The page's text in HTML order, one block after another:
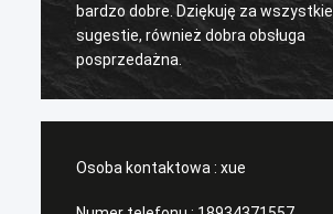
bardzo dobre. Dziękuję za wszystkie
sugestie, również dobra obsługa
posprzedażna.
Osoba kontaktowa : xue